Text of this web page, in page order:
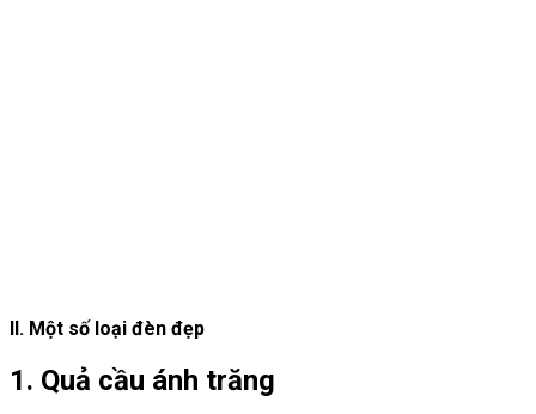
II. Một số loại đèn đẹp
1. Quả cầu ánh trăng